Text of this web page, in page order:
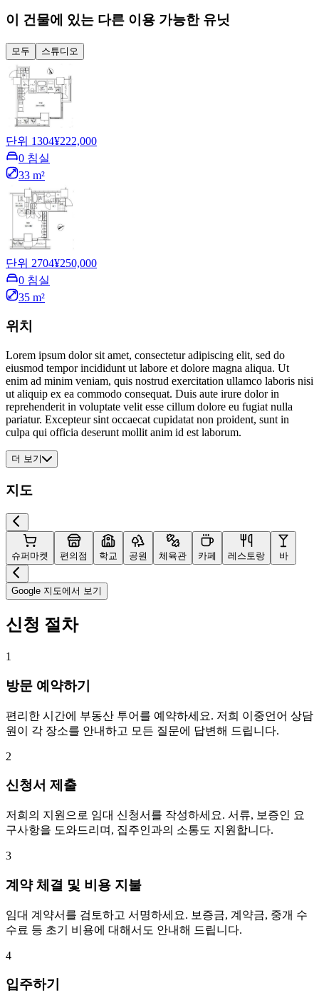
이 건물에 있는 다른 이용 가능한 유닛
모두 스튜디오
단위 1304¥222,000
0 침실
33 m²
단위 2704¥250,000
0 침실
35 m²
위치
Lorem ipsum dolor sit amet, consectetur adipiscing elit, sed do
eiusmod tempor incididunt ut labore et dolore magna aliqua. Ut
enim ad minim veniam, quis nostrud exercitation ullamco laboris nisi
ut aliquip ex ea commodo consequat. Duis aute irure dolor in
reprehenderit in voluptate velit esse cillum dolore eu fugiat nulla
pariatur. Excepteur sint occaecat cupidatat non proident, sunt in
culpa qui officia deserunt mollit anim id est laborum.
더 보기
지도
슈퍼마켓 편의점 학교 공원 체육관 카페 레스토랑 바
Google 지도에서 보기
신청 절차
1
방문 예약하기
편리한 시간에 부동산 투어를 예약하세요. 저희 이중언어 상담
원이 각 장소를 안내하고 모든 질문에 답변해 드립니다.
2
신청서 제출
저희의 지원으로 임대 신청서를 작성하세요. 서류, 보증인 요
구사항을 도와드리며, 집주인과의 소통도 지원합니다.
3
계약 체결 및 비용 지불
임대 계약서를 검토하고 서명하세요. 보증금, 계약금, 중개 수
수료 등 초기 비용에 대해서도 안내해 드립니다.
4
입주하기